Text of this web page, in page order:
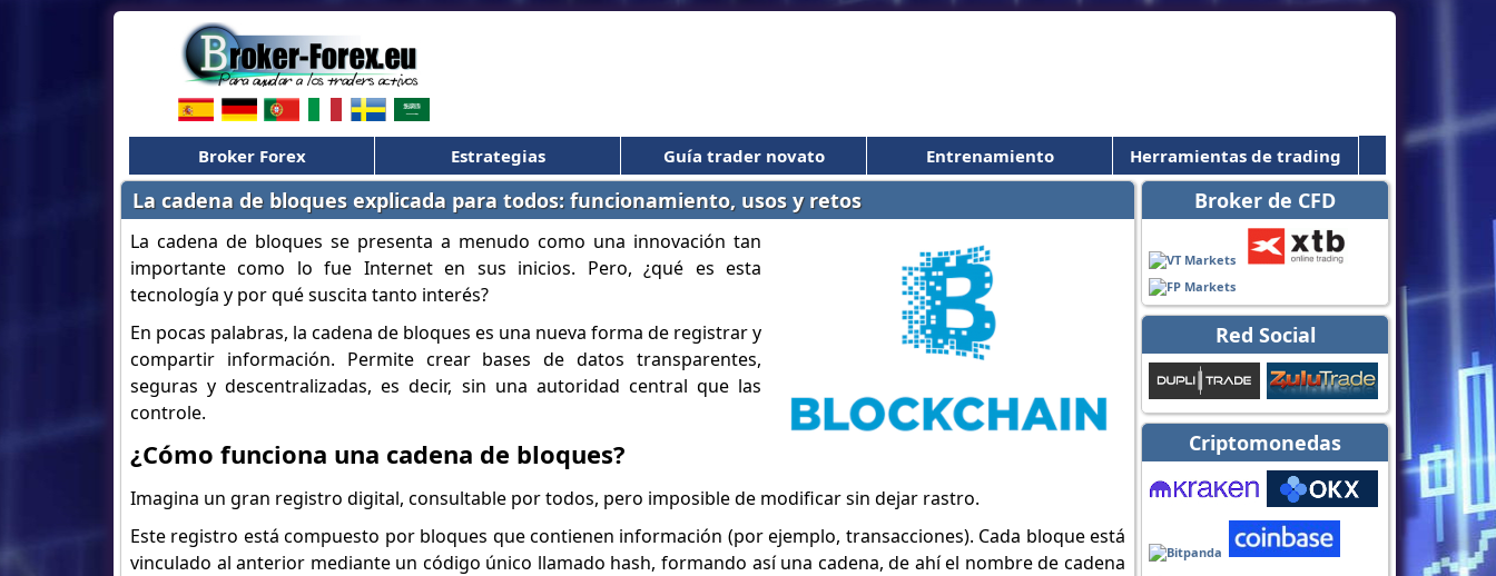
Broker Forex Estrategias Guía trader novato Entrenamiento Herramientas de trading
Broker de CFD
Red Social
Criptomonedas
La cadena de bloques explicada para todos: funcionamiento, usos y retos
La cadena de bloques se presenta a menudo como una innovación tan
importante como lo fue Internet en sus inicios. Pero, ¿qué es esta
tecnología y por qué suscita tanto interés?
En pocas palabras, la cadena de bloques es una nueva forma de registrar y
compartir información. Permite crear bases de datos transparentes,
seguras y descentralizadas, es decir, sin una autoridad central que las
controle.
¿Cómo funciona una cadena de bloques?
Imagina un gran registro digital, consultable por todos, pero imposible de modificar sin dejar rastro.
Este registro está compuesto por bloques que contienen información (por ejemplo, transacciones). Cada bloque está
vinculado al anterior mediante un código único llamado hash, formando así una cadena, de ahí el nombre de cadena